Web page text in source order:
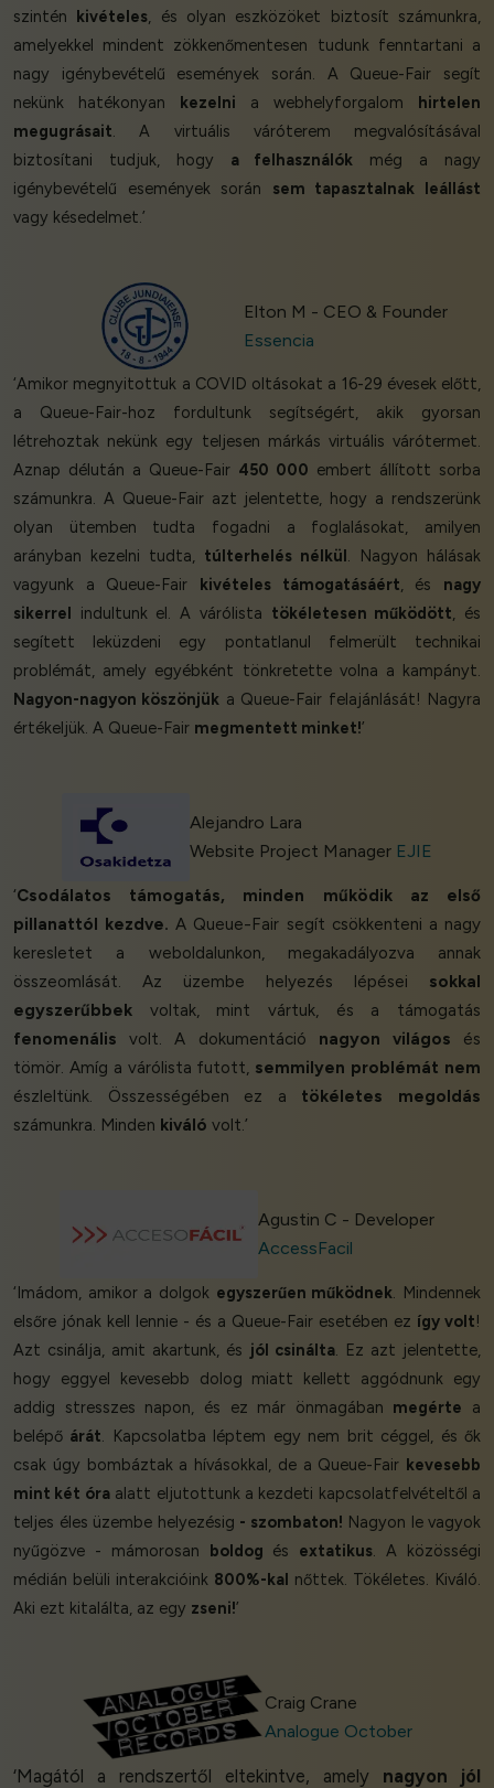
szintén
kivételes, és olyan eszközöket biztosít számunkra,
amelyekkel mindent zökkenőmentesen tudunk fenntartani a
nagy igénybevételű események során. A Queue-Fair segít
nekünk hatékonyan
kezelni a webhelyforgalom
hirtelen
megugrásait. A virtuális váróterem megvalósításával
biztosítani tudjuk, hogy a felhasználók még a nagy
igénybevételű események során sem tapasztalnak leállást
vagy késedelmet.’
Elton M - CEO & Founder
Essencia
‘Amikor megnyitottuk a COVID oltásokat a 16-29 évesek előtt,
a Queue-Fair-hoz fordultunk segítségért, akik gyorsan
létrehoztak nekünk egy teljesen márkás virtuális várótermet.
Aznap délután a Queue-Fair 450 000 embert állított sorba
számunkra. A Queue-Fair azt jelentette, hogy a rendszerünk
olyan ütemben tudta fogadni a foglalásokat, amilyen
arányban kezelni tudta, túlterhelés nélkül. Nagyon hálásak
vagyunk a Queue-Fair kivételes támogatásáért, és nagy
sikerrel indultunk el. A várólista tökéletesen működött, és
segített leküzdeni egy pontatlanul felmerült technikai
problémát, amely egyébként tönkretette volna a kampányt.
Nagyon-nagyon köszönjük a Queue-Fair felajánlását! Nagyra
értékeljük. A Queue-Fair megmentett minket!’
Alejandro Lara
Website Project Manager EJIE
‘Csodálatos támogatás, minden működik az első
pillanattól kezdve. A Queue-Fair segít csökkenteni a nagy
keresletet a weboldalunkon, megakadályozva annak
összeomlását. Az üzembe helyezés lépései sokkal
egyszerűbbek voltak, mint vártuk, és a támogatás
fenomenális volt. A dokumentáció nagyon világos és
tömör. Amíg a várólista futott, semmilyen problémát nem
észleltünk. Összességében ez a tökéletes megoldás
számunkra. Minden kiváló volt.’
Agustin C - Developer
AccessFacil
‘Imádom, amikor a dolgok egyszerűen működnek. Mindennek
elsőre jónak kell lennie - és a Queue-Fair esetében ez így volt!
Azt csinálja, amit akartunk, és jól csinálta. Ez azt jelentette,
hogy eggyel kevesebb dolog miatt kellett aggódnunk egy
addig stresszes napon, és ez már önmagában megérte a
belépő árát. Kapcsolatba léptem egy nem brit céggel, és ők
csak úgy bombáztak a hívásokkal, de a Queue-Fair kevesebb
mint két óraalatt eljutottunk a kezdeti kapcsolatfelvételtől a
teljes éles üzembe helyezésig - szombaton! Nagyon le vagyok
nyűgözve - mámorosan boldog és extatikus. A közösségi
médián belüli interakcióink 800%-kal nőttek. Tökéletes. Kiváló.
Aki ezt kitalálta, az egy zseni!’
Craig Crane
Analogue October
‘Magától a rendszertől eltekintve, amely nagyon jól